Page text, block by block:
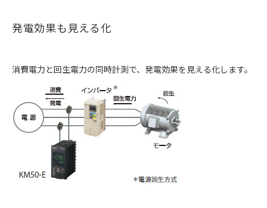
発電効果も見える化
消費電力と回生電力の同時計測で、発電効果を見える化します。